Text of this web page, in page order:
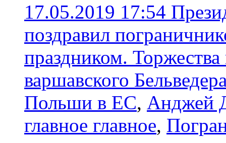
17.05.2019 17:54
поздравил
праздником.
варшавского
Польши в ЕС, Анджей
главное главное,